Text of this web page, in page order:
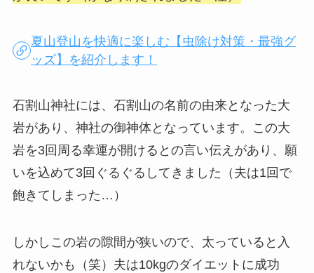
夏山登山を快適に楽しむ【虫除け対策・最強グ
ッズ】を紹介します！
石割山神社には、石割山の名前の由来となった大
岩があり、神社の御神体となっています。この大
岩を3回周る幸運が開けるとの言い伝えがあり、願
いを込めて3回ぐるぐるしてきました（夫は1回で
飽きてしまった…）
しかしこの岩の隙間が狭いので、太っていると入
れないかも（笑）夫は10kgのダイエットに成功